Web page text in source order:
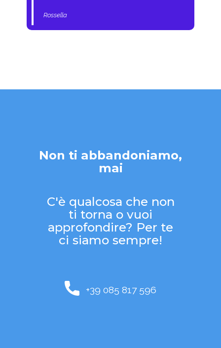
Rossella
Non ti abbandoniamo,
mai
C'è qualcosa che non
ti torna o vuoi
approfondire? Per te
ci siamo sempre!
+39 085 817 596